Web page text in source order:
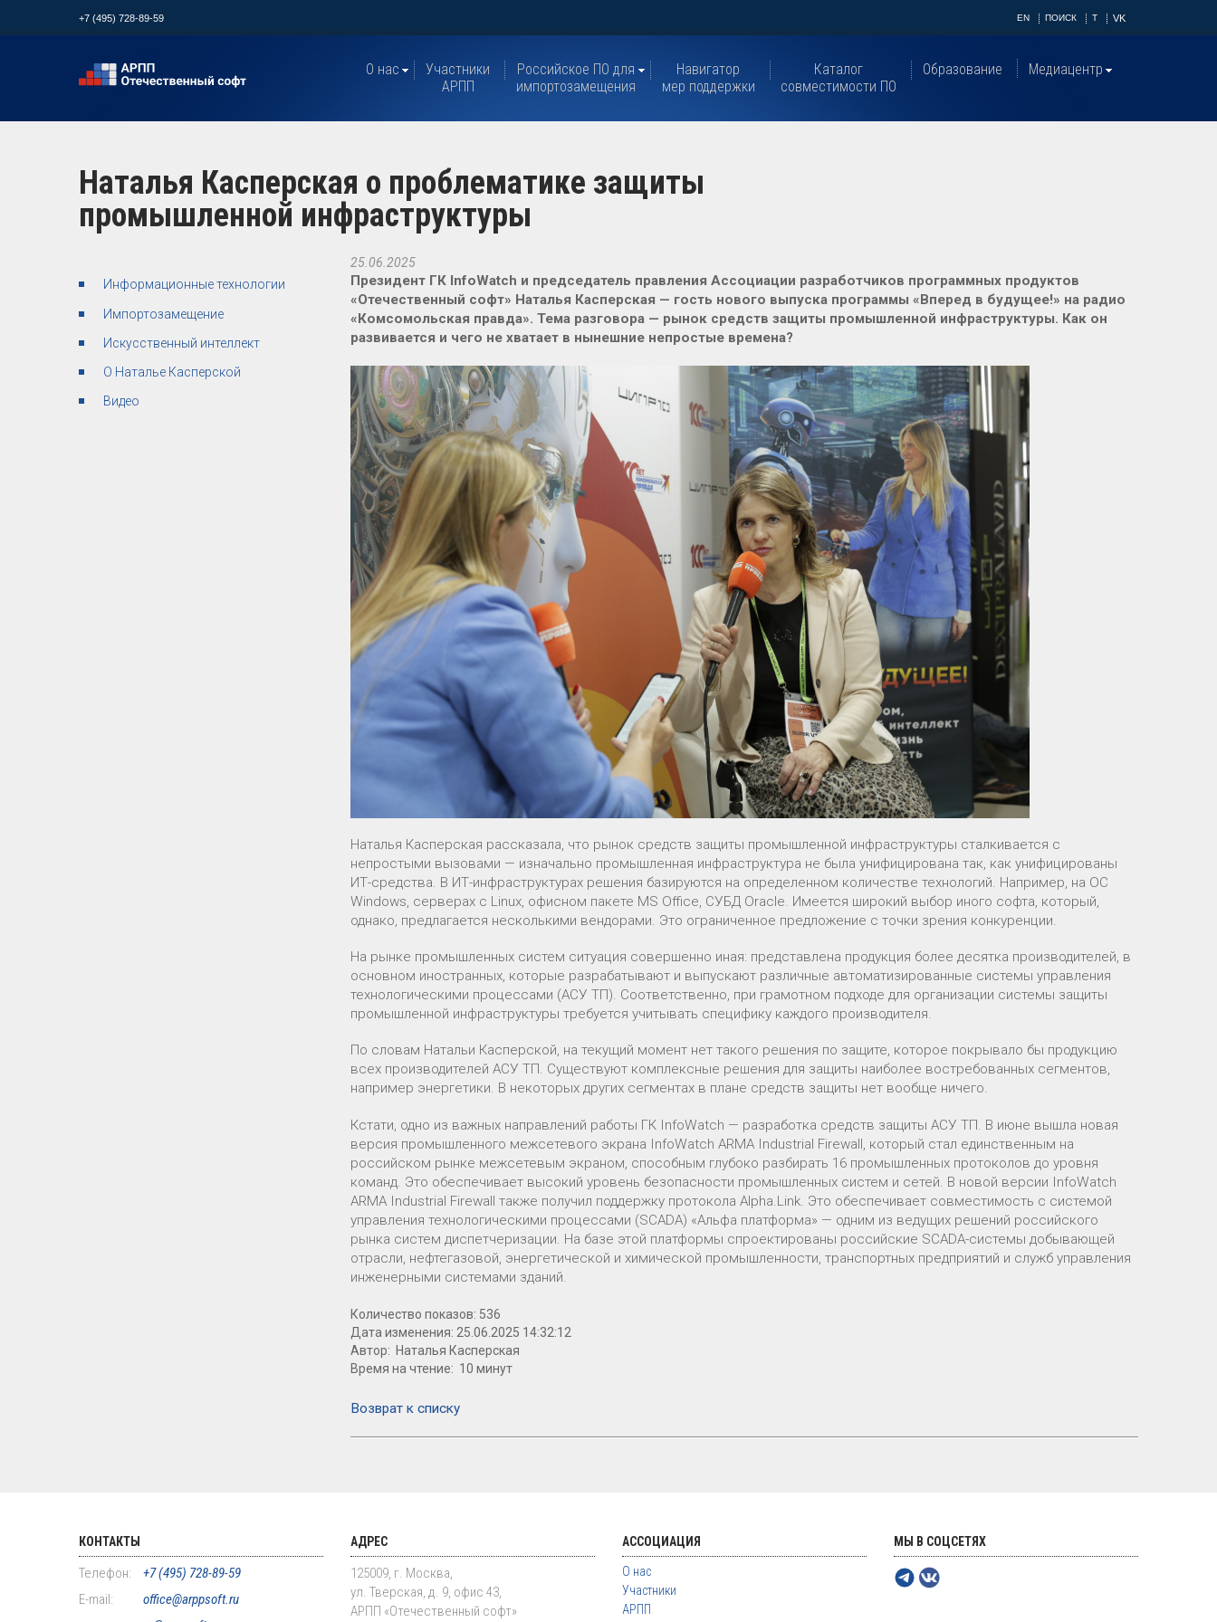
+7 (495) 728-89-59 EN ПОИСК T VK
О нас
Участники
АРПП
Российское ПО для
импортозамещения
Навигатор
мер поддержки
Каталог
совместимости ПО
Образование Медиацентр
Наталья Касперская о проблематике защиты
промышленной инфраструктуры
Информационные технологии
Импортозамещение
Искусственный интеллект
О Наталье Касперской
Видео
25.06.2025
Президент ГК InfoWatch и председатель правления Ассоциации разработчиков программных продуктов
«Отечественный софт» Наталья Касперская — гость нового выпуска программы «Вперед в будущее!» на радио
«Комсомольская правда». Тема разговора — рынок средств защиты промышленной инфраструктуры. Как он
развивается и чего не хватает в нынешние непростые времена?
Наталья Касперская рассказала, что рынок средств защиты промышленной инфраструктуры сталкивается с
непростыми вызовами — изначально промышленная инфраструктура не была унифицирована так, как унифицированы
ИТ-средства. В ИТ-инфраструктурах решения базируются на определенном количестве технологий. Например, на ОС
Windows, серверах с Linux, офисном пакете MS Office, СУБД Oracle. Имеется широкий выбор иного софта, который,
однако, предлагается несколькими вендорами. Это ограниченное предложение с точки зрения конкуренции.
На рынке промышленных систем ситуация совершенно иная: представлена продукция более десятка производителей, в
основном иностранных, которые разрабатывают и выпускают различные автоматизированные системы управления
технологическими процессами (АСУ ТП). Соответственно, при грамотном подходе для организации системы защиты
промышленной инфраструктуры требуется учитывать специфику каждого производителя.
По словам Натальи Касперской, на текущий момент нет такого решения по защите, которое покрывало бы продукцию
всех производителей АСУ ТП. Существуют комплексные решения для защиты наиболее востребованных сегментов,
например энергетики. В некоторых других сегментах в плане средств защиты нет вообще ничего.
Кстати, одно из важных направлений работы ГК InfoWatch — разработка средств защиты АСУ ТП. В июне вышла новая
версия промышленного межсетевого экрана InfoWatch ARMA Industrial Firewall, который стал единственным на
российском рынке межсетевым экраном, способным глубоко разбирать 16 промышленных протоколов до уровня
команд. Это обеспечивает высокий уровень безопасности промышленных систем и сетей. В новой версии InfoWatch
ARMA Industrial Firewall также получил поддержку протокола Alpha.Link. Это обеспечивает совместимость с системой
управления технологическими процессами (SCADA) «Альфа платформа» — одним из ведущих решений российского
рынка систем диспетчеризации. На базе этой платформы спроектированы российские SCADA-системы добывающей
отрасли, нефтегазовой, энергетической и химической промышленности, транспортных предприятий и служб управления
инженерными системами зданий.
Количество показов: 536
Дата изменения: 25.06.2025 14:32:12
Автор: Наталья Касперская
Время на чтение: 10 минут
Возврат к списку
КОНТАКТЫ
Телефон:
+7 (495) 728-89-59
E-mail:
office@arppsoft.ru
АДРЕС
125009, г. Москва,
ул. Тверская, д. 9, офис 43,
АРПП «Отечественный софт»
АССОЦИАЦИЯ
О нас
Участники
АРПП
МЫ В СОЦСЕТЯХ